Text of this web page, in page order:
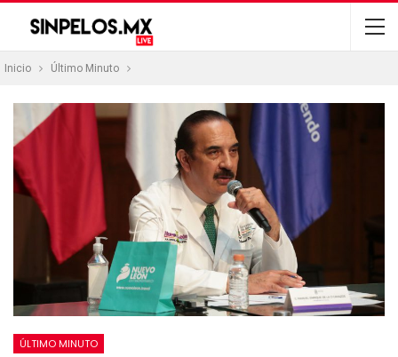
Inicio Último Minuto
ÚLTIMO MINUTO